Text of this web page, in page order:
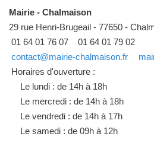
Mairie - Chalmaison
29 rue Henri-Brugeail - 77650 -
01 64 01 76 07
01 64 01 79 02
contact@mairie-chalmaison.fr
Horaires d'ouverture :
Le lundi : de 14h à 18h
Le mercredi : de 14h à 18h
Le vendredi : de 14h à 17h
Le samedi : de 09h à 12h